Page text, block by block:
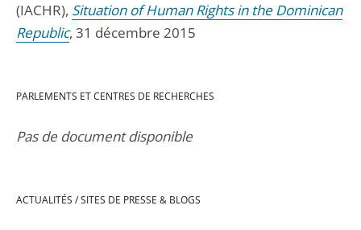
(IACHR), Situation of Human Rights in the Dominican
Republic, 31 décembre 2015
PARLEMENTS ET CENTRES DE RECHERCHES
Pas de document disponible
ACTUALITÉS / SITES DE PRESSE & BLOGS